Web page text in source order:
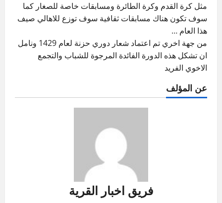
مثل كرة القدم وكرة الطائرة ومسابقات خاصة للصغار كما
سوف تكون هناك مسابقات ثقافية سوف توزع للاهالي صيف
هذا العام …
من جهة اخري تم اعتماد شعار دوري حزنة لعام 1429 ونامل
ان تشكل هذه الدورة الفائدة المرجوة للشباب والتجمع
الاخوي الفريد
عن المؤلف
فريق اخبار القرية